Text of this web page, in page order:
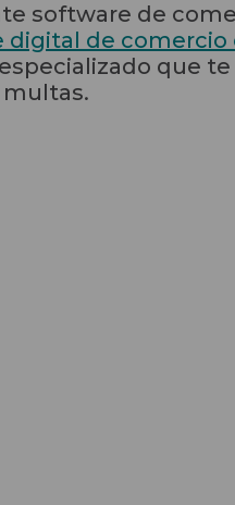
software de
digital de comercio
que